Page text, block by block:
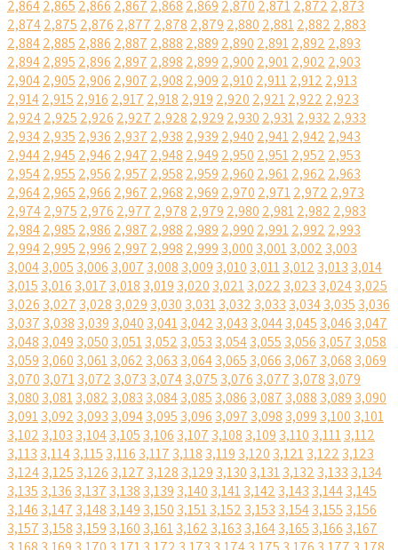
2,8642,865 2,866 2,867 2,868 2,869 2,870 2,8712,872 2,873
2,8742,875 2,876 2,877 2,878 2,879 2,880 2,8812,882 2,883
2,8842,885 2,886 2,887 2,888 2,889 2,890 2,8912,892 2,893
2,8942,895 2,896 2,897 2,898 2,899 2,900 2,9012,902 2,903
2,9042,905 2,906 2,907 2,908 2,909 2,910 2,9112,912 2,913
2,9142,915 2,916 2,917 2,918 2,919 2,920 2,9212,922 2,923
2,9242,925 2,926 2,927 2,928 2,929 2,930 2,9312,932 2,933
2,9342,935 2,936 2,937 2,938 2,939 2,940 2,9412,942 2,943
2,9442,945 2,946 2,947 2,948 2,949 2,950 2,9512,952 2,953
2,9542,955 2,956 2,957 2,958 2,959 2,960 2,9612,962 2,963
2,9642,965 2,966 2,967 2,968 2,969 2,970 2,9712,972 2,973
2,9742,975 2,976 2,977 2,978 2,979 2,980 2,9812,982 2,983
2,9842,985 2,986 2,987 2,988 2,989 2,990 2,9912,992 2,993
2,9942,995 2,996 2,997 2,998 2,999 3,000 3,0013,002 3,003
3,0043,005 3,006 3,007 3,008 3,009 3,010 3,0113,012 3,013 3,014
3,015 3,016 3,017 3,018 3,019 3,020 3,0213,022 3,023 3,0243,025
3,026 3,027 3,028 3,029 3,030 3,0313,032 3,033 3,0343,035 3,036
3,037 3,038 3,039 3,040 3,0413,042 3,043 3,0443,045 3,046 3,047
3,048 3,049 3,050 3,0513,052 3,053 3,0543,055 3,056 3,057 3,058
3,059 3,060 3,0613,062 3,063 3,0643,065 3,066 3,067 3,068 3,069
3,070 3,0713,072 3,073 3,0743,075 3,076 3,077 3,078 3,079
3,080 3,0813,082 3,083 3,0843,085 3,086 3,087 3,088 3,089 3,090
3,0913,092 3,093 3,0943,095 3,096 3,097 3,098 3,099 3,100 3,101
3,102 3,103 3,1043,105 3,106 3,107 3,108 3,109 3,110 3,1113,112
3,113 3,1143,115 3,116 3,117 3,118 3,119 3,120 3,1213,122 3,123
3,1243,125 3,126 3,127 3,128 3,129 3,130 3,1313,132 3,133 3,134
3,135 3,136 3,137 3,138 3,139 3,140 3,1413,142 3,143 3,1443,145
3,146 3,147 3,148 3,149 3,150 3,1513,152 3,153 3,1543,155 3,156
3,157 3,158 3,159 3,160 3,1613,162 3,163 3,1643,165 3,166 3,167